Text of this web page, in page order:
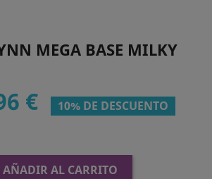
MEGA BASE MILKY
€ 10% DE DESCUENTO
AÑADIR AL CARRITO